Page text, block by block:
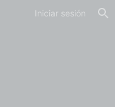
Iniciar sesión